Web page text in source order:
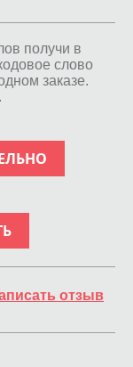
получи в
слово
заказе.
отзыв